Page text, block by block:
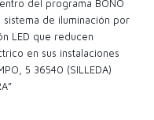
del programa BONO
sistema de iluminación por
LED que reducen
en sus instalaciones
5 36540 (SILLEDA)